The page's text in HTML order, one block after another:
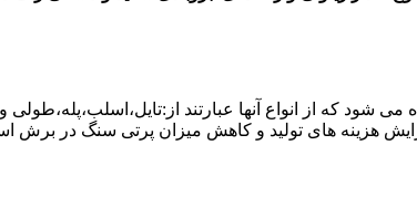
که از انواع آنها عبارتند
هزینه های تولید و کاهش میزان پرتی سنگ در